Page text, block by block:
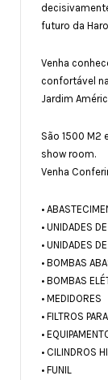
futuro da
Venha
confortável
Jardim
São 1500 M2
show room.
Venha
•
• UNIDADES
• UNIDADES
• BOMBAS
• BOMBAS
• MEDIDORES
• FILTROS
•
• CILINDROS
• FUNIL